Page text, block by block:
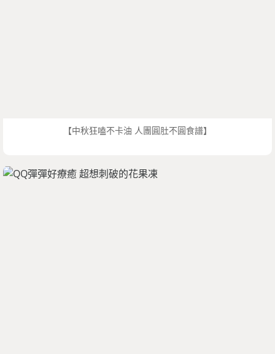
【中秋狂嗑不卡油 人團圓肚不圓食譜】